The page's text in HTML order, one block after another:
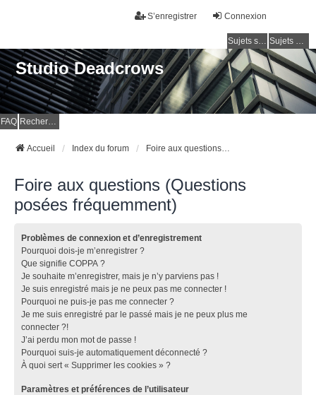
Connexion
S’enregistrer
Sujets sans réponse Sujets actifs
Studio Deadcrows
FAQ Rechercher
Accueil Index du forum Foire aux questions (Questions posées fréquemment)
Foire aux questions (Questions
posées fréquemment)
Problèmes de connexion et d’enregistrement
Pourquoi dois-je m’enregistrer ?
Que signifie COPPA ?
Je souhaite m’enregistrer, mais je n’y parviens pas !
Je suis enregistré mais je ne peux pas me connecter !
Pourquoi ne puis-je pas me connecter ?
Je me suis enregistré par le passé mais je ne peux plus me
connecter ?!
J’ai perdu mon mot de passe !
Pourquoi suis-je automatiquement déconnecté ?
À quoi sert « Supprimer les cookies » ?
Paramètres et préférences de l’utilisateur